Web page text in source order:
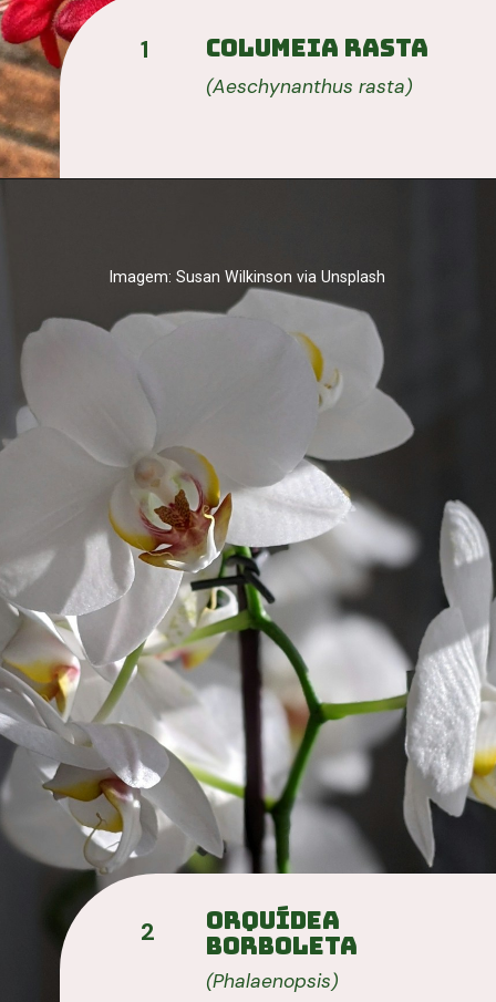
1 COLUMEIA RASTA
(Aeschynanthus rasta)
2 Orquídea
Borboleta
Imagem: Susan Wilkinson via Unsplash
(Phalaenopsis)